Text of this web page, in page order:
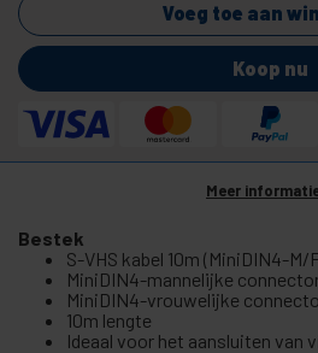
Voeg toe aan
Koop nu
Meer
Bestek
S-VHS kabel 10m (MiniDIN4-M/
MiniDIN4-mannelijke
MiniDIN4-vrouwelijke
10m lengte
Ideaal voor het aansluiten van